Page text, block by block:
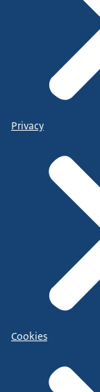
Privacy
Cookies